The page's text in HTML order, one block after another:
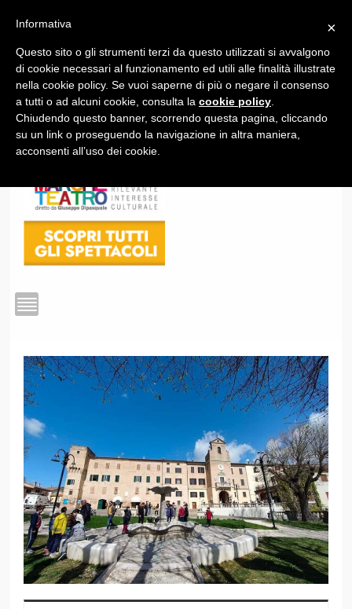
1
×
Informativa
Questo sito o gli strumenti terzi da questo utilizzati si avvalgono
di cookie necessari al funzionamento ed utili alle finalità illustrate
nella cookie policy. Se vuoi saperne di più o negare il consenso
a tutti o ad alcuni cookie, consulta la cookie policy
Chiudendo questo banner, scorrendo questa pagina, cliccando
su un link o proseguendo la navigazione in altra maniera,
acconsenti all’uso dei cookie.